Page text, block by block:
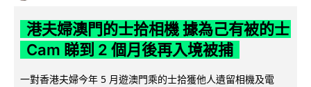
港夫婦澳門的士拾相機 據為己有被的士
Cam 睇到 2 個月後再入境被捕
一對香港夫婦今年 5 月遊澳門乘的士拾獲他人遺留相機及電